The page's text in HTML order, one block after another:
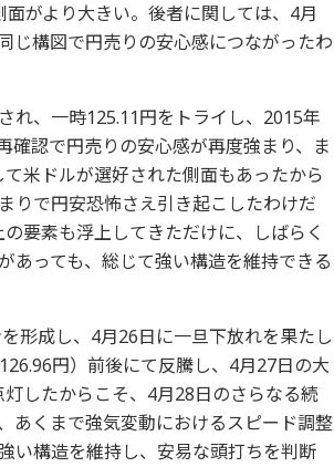
がより大きい。後者に関しては、4月
じ構図で円売りの安心感につながったわ
れ、一時125.11円をトライし、2015年
確認で円売りの安心感が再度強まり、ま
米ドルが選好された側面もあったから
りで円安恐怖さえ引き起こしたわけだ
要素も浮上してきただけに、しばらく
あっても、総じて強い構造を維持できる
形成し、4月26日に一旦下放れを果たし
円）前後にて反騰し、4月27日の大
したからこそ、4月28日のさらなる続
あくまで強気変動におけるスピード調整
い構造を維持し、安易な頭打ちを判断